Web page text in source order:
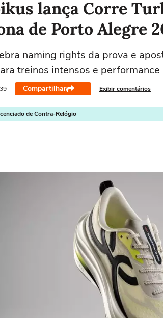
lança Corre
de Porto Alegre
naming rights da prova e
treinos intensos e performance
Compartilhar Exibir comentários
de Contra-Relógio